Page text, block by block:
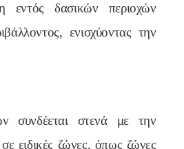
εντός δασικών περιοχών
ενισχύοντας την
συνδέεται στενά με την
ειδικές ζώνες, όπως ζώνες